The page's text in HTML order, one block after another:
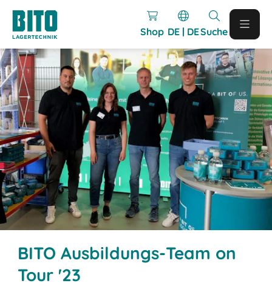
Shop DE | DESuche
BITO Ausbildungs-Team on
Tour '23